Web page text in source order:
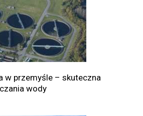
w przemyśle – skuteczna
wody